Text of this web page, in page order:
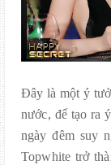
Đây là một ý
nước, để tạo ra
ngày đêm suy
Topwhite trở